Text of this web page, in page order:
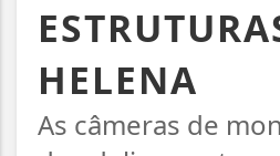
HELENA
As câmeras de